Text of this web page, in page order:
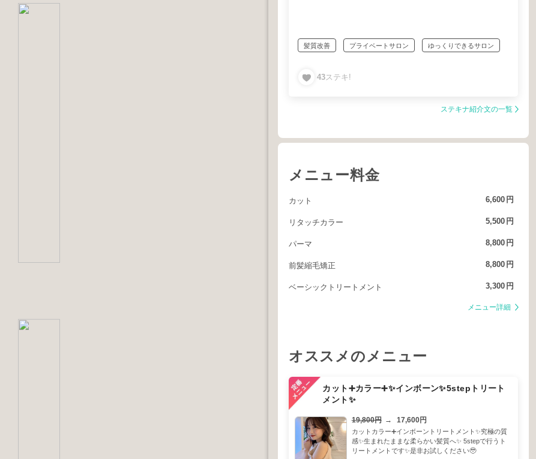
髪質改善 プライベートサロン ゆっくりできるサロン
しっかり相談
43ステキ!
ステキナ紹介文の一覧
メニュー料金
カット 6,600 円
リタッチカラー 5,500 円
パーマ 8,800 円
前髪縮毛矯正 8,800 円
ベーシックトリートメント 3,300 円
メニュー詳細
オススメのメニュー
カット➕カラー➕✨インボーン✨5stepトリート
メント✨
19,800円 → 17,600円
カットカラー➕インボーントリートメント✨究極の質
感✨生まれたままな柔らかい髪質へ✨ 5stepで行うト
リートメントです✨是非お試しください🥹